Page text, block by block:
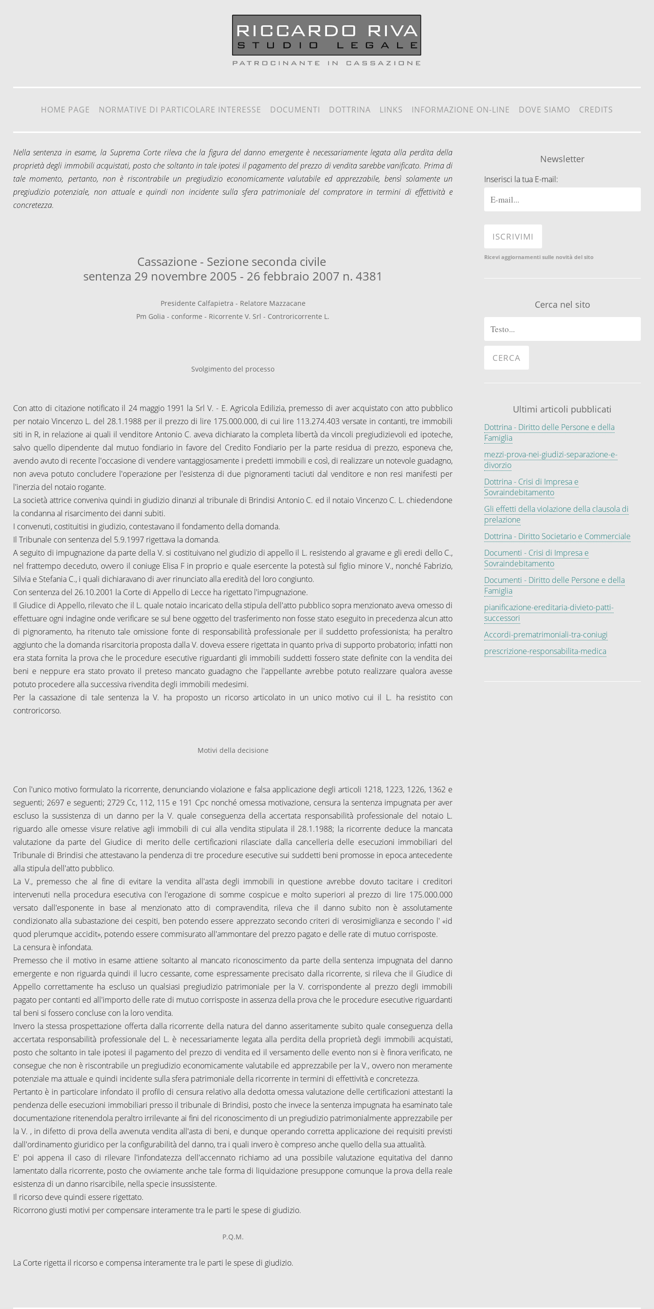
HOME PAGE NORMATIVE DI PARTICOLARE INTERESSE DOCUMENTI DOTTRINA LINKS INFORMAZIONE ON-LINE DOVE SIAMO CREDITS
Nella sentenza in esame, la Suprema Corte rileva che la figura del danno emergente è necessariamente legata alla perdita della
proprietà degli immobili acquistati, posto che soltanto in tale ipotesi il pagamento del prezzo di vendita sarebbe vanificato. Prima di
tale momento, pertanto, non è riscontrabile un pregiudizio economicamente valutabile ed apprezzabile, bensì solamente un
pregiudizio potenziale, non attuale e quindi non incidente sulla sfera patrimoniale del compratore in termini di effettività e
concretezza.
Cassazione - Sezione seconda civile
sentenza 29 novembre 2005 - 26 febbraio 2007 n. 4381
Presidente Calfapietra - Relatore Mazzacane
Pm Golia - conforme - Ricorrente V. Srl - Controricorrente L.
Svolgimento del processo
Con atto di citazione notificato il 24 maggio 1991 la Srl V. - E. Agricola Edilizia, premesso di aver acquistato con atto pubblico
per notaio Vincenzo L. del 28.1.1988 per il prezzo di lire 175.000.000, di cui lire 113.274.403 versate in contanti, tre immobili
siti in R, in relazione ai quali il venditore Antonio C. aveva dichiarato la completa libertà da vincoli pregiudizievoli ed ipoteche,
salvo quello dipendente dal mutuo fondiario in favore del Credito Fondiario per la parte residua di prezzo, esponeva che,
avendo avuto di recente l'occasione di vendere vantaggiosamente i predetti immobili e così, di realizzare un notevole guadagno,
non aveva potuto concludere l'operazione per l'esistenza di due pignoramenti taciuti dal venditore e non resi manifesti per
l'inerzia del notaio rogante.
La società attrice conveniva quindi in giudizio dinanzi al tribunale di Brindisi Antonio C. ed il notaio Vincenzo C. L. chiedendone
la condanna al risarcimento dei danni subiti.
I convenuti, costituitisi in giudizio, contestavano il fondamento della domanda.
Il Tribunale con sentenza del 5.9.1997 rigettava la domanda.
A seguito di impugnazione da parte della V. si costituivano nel giudizio di appello il L. resistendo al gravame e gli eredi dello C.,
nel frattempo deceduto, ovvero il coniuge Elisa F in proprio e quale esercente la potestà sul figlio minore V., nonché Fabrizio,
Silvia e Stefania C., i quali dichiaravano di aver rinunciato alla eredità del loro congiunto.
Con sentenza del 26.10.2001 la Corte di Appello di Lecce ha rigettato l'impugnazione.
Il Giudice di Appello, rilevato che il L. quale notaio incaricato della stipula dell'atto pubblico sopra menzionato aveva omesso di
effettuare ogni indagine onde verificare se sul bene oggetto del trasferimento non fosse stato eseguito in precedenza alcun atto
di pignoramento, ha ritenuto tale omissione fonte di responsabilità professionale per il suddetto professionista; ha peraltro
aggiunto che la domanda risarcitoria proposta dalla V. doveva essere rigettata in quanto priva di supporto probatorio; infatti non
era stata fornita la prova che le procedure esecutive riguardanti gli immobili suddetti fossero state definite con la vendita dei
beni e neppure era stato provato il preteso mancato guadagno che l'appellante avrebbe potuto realizzare qualora avesse
potuto procedere alla successiva rivendita degli immobili medesimi.
Per la cassazione di tale sentenza la V. ha proposto un ricorso articolato in un unico motivo cui il L. ha resistito con
controricorso.
Motivi della decisione
Con l'unico motivo formulato la ricorrente, denunciando violazione e falsa applicazione degli articoli 1218, 1223, 1226, 1362 e
seguenti; 2697 e seguenti; 2729 Cc, 112, 115 e 191 Cpc nonché omessa motivazione, censura la sentenza impugnata per aver
escluso la sussistenza di un danno per la V. quale conseguenza della accertata responsabilità professionale del notaio L.
riguardo alle omesse visure relative agli immobili di cui alla vendita stipulata il 28.1.1988; la ricorrente deduce la mancata
valutazione da parte del Giudice di merito delle certificazioni rilasciate dalla cancelleria delle esecuzioni immobiliari del
Tribunale di Brindisi che attestavano la pendenza di tre procedure esecutive sui suddetti beni promosse in epoca antecedente
alla stipula dell'atto pubblico.
La V., premesso che al fine di evitare la vendita all'asta degli immobili in questione avrebbe dovuto tacitare i creditori
intervenuti nella procedura esecutiva con l'erogazione di somme cospicue e molto superiori al prezzo di lire 175.000.000
versato dall'esponente in base al menzionato atto di compravendita, rileva che il danno subito non è assolutamente
condizionato alla subastazione dei cespiti, ben potendo essere apprezzato secondo criteri di verosimiglianza e secondo l' «id
quod plerumque accidit», potendo essere commisurato all'ammontare del prezzo pagato e delle rate di mutuo corrisposte.
La censura è infondata.
Premesso che il motivo in esame attiene soltanto al mancato riconoscimento da parte della sentenza impugnata del danno
emergente e non riguarda quindi il lucro cessante, come espressamente precisato dalla ricorrente, si rileva che il Giudice di
Appello correttamente ha escluso un qualsiasi pregiudizio patrimoniale per la V. corrispondente al prezzo degli immobili
pagato per contanti ed all'importo delle rate di mutuo corrisposte in assenza della prova che le procedure esecutive riguardanti
tal beni si fossero concluse con la loro vendita.
Invero la stessa prospettazione offerta dalla ricorrente della natura del danno asseritamente subito quale conseguenza della
accertata responsabilità professionale del L. è necessariamente legata alla perdita della proprietà degli immobili acquistati,
posto che soltanto in tale ipotesi il pagamento del prezzo di vendita ed il versamento delle evento non si è finora verificato, ne
consegue che non è riscontrabile un pregiudizio economicamente valutabile ed apprezzabile per la V., ovvero non meramente
potenziale ma attuale e quindi incidente sulla sfera patrimoniale della ricorrente in termini di effettività e concretezza.
Pertanto è in particolare infondato il profilo di censura relativo alla dedotta omessa valutazione delle certificazioni attestanti la
pendenza delle esecuzioni immobiliari presso il tribunale di Brindisi, posto che invece la sentenza impugnata ha esaminato tale
documentazione ritenendola peraltro irrilevante ai fini del riconoscimento di un pregiudizio patrimonialmente apprezzabile per
la V. , in difetto di prova della avvenuta vendita all'asta di beni, e dunque operando corretta applicazione dei requisiti previsti
dall'ordinamento giuridico per la configurabilità del danno, tra i quali invero è compreso anche quello della sua attualità.
E' poi appena il caso di rilevare l'infondatezza dell'accennato richiamo ad una possibile valutazione equitativa del danno
lamentato dalla ricorrente, posto che ovviamente anche tale forma di liquidazione presuppone comunque la prova della reale
esistenza di un danno risarcibile, nella specie insussistente.
Il ricorso deve quindi essere rigettato.
Ricorrono giusti motivi per compensare interamente tra le parti le spese di giudizio.
P.Q.M.
La Corte rigetta il ricorso e compensa interamente tra le parti le spese di giudizio.
Newsletter
Inserisci la tua E-mail:
Ricevi aggiornamenti sulle novità del sito
Cerca nel sito
Ultimi articoli pubblicati
Dottrina - Diritto delle Persone e della
Famiglia
mezzi-prova-nei-giudizi-separazione-e-
divorzio
Dottrina - Crisi di Impresa e
Sovraindebitamento
Gli effetti della violazione della clausola di
prelazione
Dottrina - Diritto Societario e Commerciale
Documenti - Crisi di Impresa e
Sovraindebitamento
Documenti - Diritto delle Persone e della
Famiglia
pianificazione-ereditaria-divieto-patti-
successori
Accordi-prematrimoniali-tra-coniugi
prescrizione-responsabilita-medica